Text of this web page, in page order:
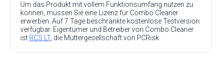
Um das Produkt mit vollem Funktionsumfang nutzen zu
können, müssen Sie eine Lizenz für Combo Cleaner
erwerben. Auf 7 Tage beschränkte kostenlose Testversion
verfügbar. Eigentümer und Betreiber von Combo Cleaner
ist RCS LT, die Muttergesellschaft von PCRisk.